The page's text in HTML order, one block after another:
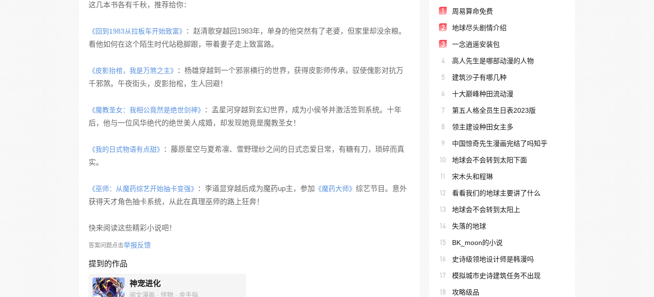
这几本书各有千秋，推荐给你：
《回到1983从拉板车开始致富》 ：赵清歌穿越回1983年，单身的他突然有了老婆，但家里却没余粮。
看他如何在这个陌生时代站稳脚跟，带着妻子走上致富路。
《皮影抬棺，我是万煞之主》 ：杨雄穿越到一个邪祟横行的世界，获得皮影师传承，驭使傀影对抗万
千邪煞。午夜街头，皮影抬棺，生人回避！
《魔教圣女：我相公竟然是绝世剑神》 ：孟星河穿越到玄幻世界，成为小侯爷并激活签到系统。十年
后，他与一位风华绝代的绝世美人成婚，却发现她竟是魔教圣女！
《我的日式物语有点甜》 ：藤原星空与夏希凛、雪野理纱之间的日式恋爱日常，有糖有刀，琐碎而真
实。
《巫师：从魔药综艺开始抽卡变强》 ：李道显穿越后成为魔药up主，参加 《魔药大师》 综艺节目。意外
获得天才角色抽卡系统，从此在真理巫师的路上狂奔！
快来阅读这些精彩小说吧！
答案问题点击举报反馈
提到的作品
神宠进化
阅文漫画 · 怪物 · 金手指
1 周易算命免费
2 地球尽头剧情介绍
3 一念逍遥安装包
4 高人先生是哪部动漫的人物
5 建筑沙子有哪几种
6 十大巅峰种田流动漫
7 第五人格全员生日表2023版
8 领主建设种田女主多
9 中国惊奇先生漫画完结了吗知乎
10 地球会不会转到太阳下面
11 宋木头和程琳
12 看看我们的地球主要讲了什么
13 地球会不会转到太阳上
14 失落的地球
15 BK_moon的小说
16 史诗级领地设计师是韩漫吗
17 模拟城市史诗建筑任务不出现
18 攻略级品